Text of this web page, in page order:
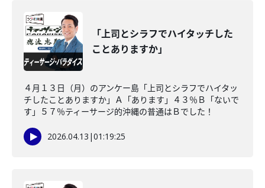
「上司とシラフでハイタッチした
ことありますか」
４月１３日（月）のアンケー島「上司とシラフでハイタッ
チしたことありますか」Ａ「あります」４３％Ｂ「ないで
す」５７％ティーサージ的沖縄の普通はＢでした！
2026.04.13 |01:19:25